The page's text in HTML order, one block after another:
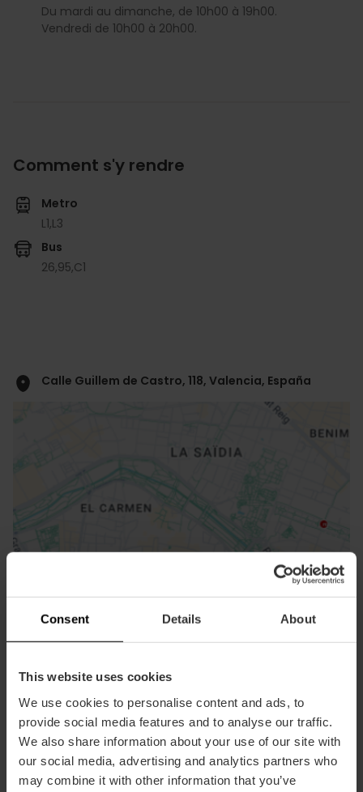
Consent Details About
This website uses cookies
We use cookies to personalise content and ads, to
provide social media features and to analyse our traffic.
We also share information about your use of our site with
our social media, advertising and analytics partners who
may combine it with other information that you’ve
Du mardi au dimanche, de 10h00 à 19h00.
Vendredi de 10h00 à 20h00.
Comment s'y rendre
Metro
L1,L3
Bus
26,95,C1
Calle Guillem de Castro, 118, Valencia, España
Directions